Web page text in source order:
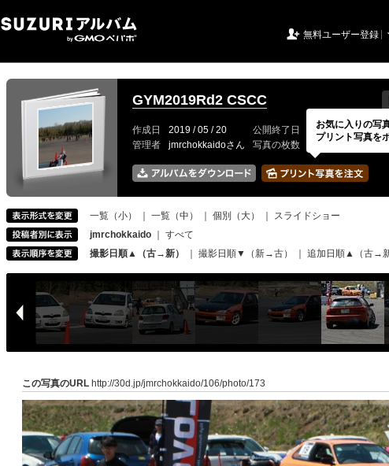
 無料ユーザー登録
GYM2019Rd2 CSCC
作成日 2019 / 05 / 20 公開終了日 無期限 イ
管理者
jmrchokkaidoさん 写真の枚数 251 / 2000枚
一覧（小） 一覧（中） 個別（大）
スライドショー
jmrchokkaido
すべて
撮影日順▲（古→新）
撮影日順▼（新→古） 追加日順▲（古→新
この写真のURL http://30d.jp/jmrchokkaido/106/photo/173
お気に入りの写
プリント写真を